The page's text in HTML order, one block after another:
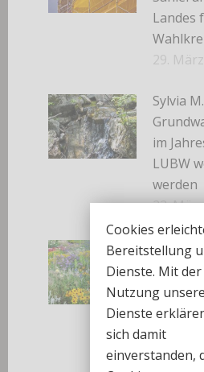
Landes
29.
Sylvia
im
LUBW
werden
22.
Peter
in
erhalten“
12.
Cookies
Bereitstellung
Dienste. Mit der
Nutzung
Dienste
sich damit
einverstanden,